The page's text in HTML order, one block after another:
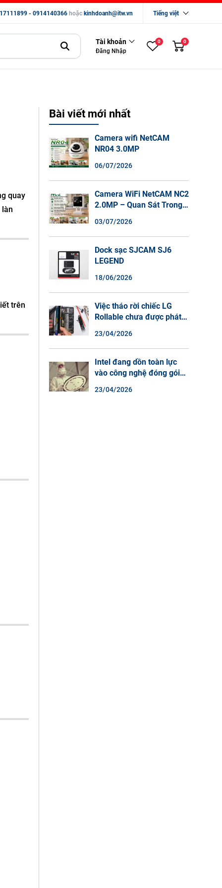
- 0914140366 hoặc kinhdoanh@itw.vn Tiếng việt
Tài khoản
Đăng Nhập
0 0
quay
làn
trên
Bài viết mới nhất
Camera wifi NetCAM
NR04 3.0MP
06/07/2026
Camera WiFi NetCAM NC2
2.0MP – Quan Sát Trong
Màu Ban Đêm, Đàm Thoại
2 Chiều
03/07/2026
Dock sạc SJCAM SJ6
LEGEND
18/06/2026
Việc tháo rời chiếc LG
Rollable chưa được phát
sao điện thoại màn hình
cuộn không phải là một xu
hướng.
23/04/2026
Intel đang dồn toàn lực
vào công nghệ đóng gói
23/04/2026